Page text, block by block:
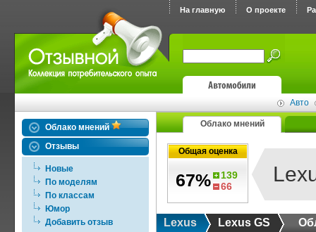
На главную О проекте
Авто
Облако мнений
Отзывы
Новые
По моделям
По классам
Юмор
Добавить отзыв
Облако мнений
Общая оценка
67%
139
66
Lexus Lexus GS